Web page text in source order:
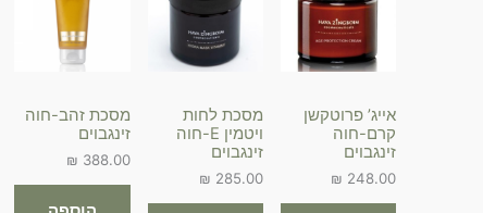
אייג’ פרוטקשן
קרם-חוה
זינגבוים
248.00
₪
מסכת לחות
ויטמין E-חוה
זינגבוים
285.00
₪
מסכת זהב-חוה
זינגבוים
388.00
₪